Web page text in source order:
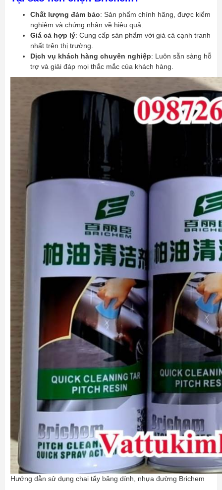
Chất lượng đảm bảo: Sản phẩm chính hãng, được kiểm
nghiệm và chứng nhận về hiệu quả.
Giá cả hợp lý: Cung cấp sản phẩm với giá cả cạnh tranh
nhất trên thị trường.
Dịch vụ khách hàng chuyên nghiệp: Luôn sẵn sàng hỗ
trợ và giải đáp mọi thắc mắc của khách hàng.
Hướng dẫn sử dụng chai tẩy băng dính, nhựa đường Brichem